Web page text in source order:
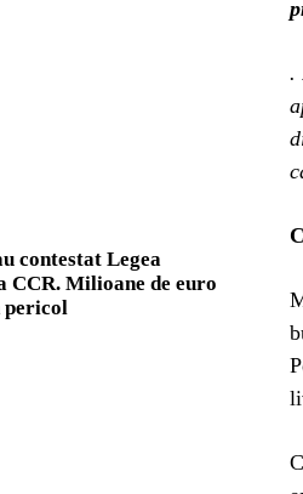
contestat Legea
Milioane de euro
pericol
.